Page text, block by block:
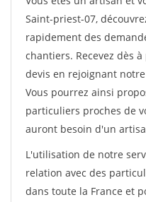
Saint-priest-07,
rapidement des
chantiers. Recevez dès
devis en rejoignant
Vous pourrez ainsi
particuliers proches de
auront besoin d'un
L'utilisation de notre
relation avec des
dans toute la France et